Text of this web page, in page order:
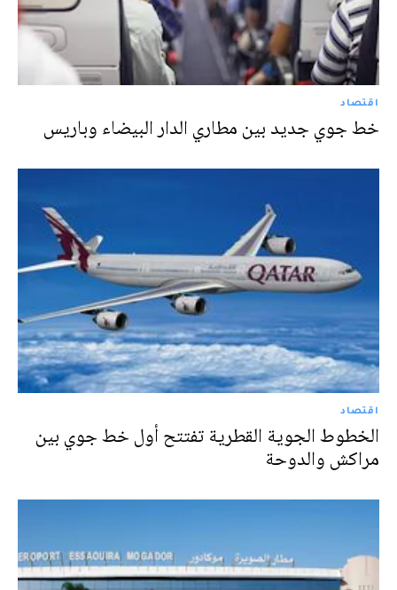
اقتصاد
خط جوي جديد بين مطاري الدار البيضاء وباريس
اقتصاد
الخطوط الجوية القطرية تفتتح أول خط جوي بين
مراكش والدوحة